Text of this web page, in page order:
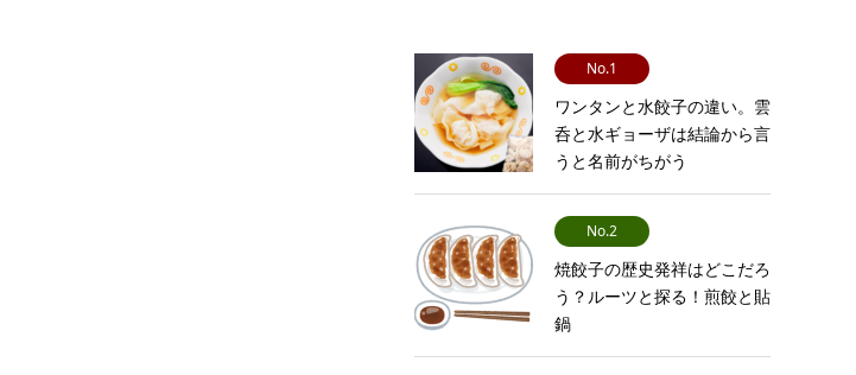
No.1
ワンタンと水餃子の違い。雲
呑と水ギョーザは結論から言
うと名前がちがう
No.2
焼餃子の歴史発祥はどこだろ
う？ルーツと探る！煎餃と貼
鍋